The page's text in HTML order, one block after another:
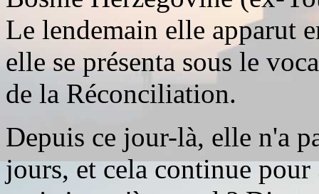
Le lendemain elle apparut
elle se présenta sous le
de la Réconciliation.
Depuis ce jour-là, elle n'a
jours, et cela continue